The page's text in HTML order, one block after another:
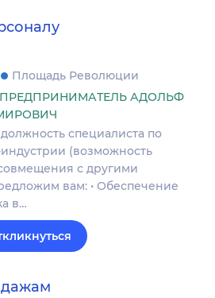
Площадь Революции
АДОЛЬФ
специалиста по
(возможность
с другими
вам: • Обеспечение
в…